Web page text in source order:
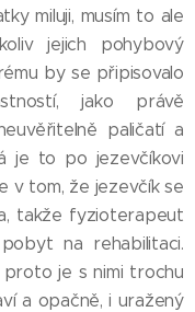
miluji, musím to ale
jejich pohybový
by se připisovalo
jako právě
paličatí a
je to po jezevčíkovi
v tom, že jezevčík se
takže fyzioterapeut
na rehabilitaci.
proto je s nimi trochu
a opačně, i uražený